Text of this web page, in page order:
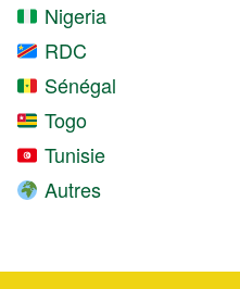
Nigeria
RDC
Sénégal
Togo
Tunisie
Autres